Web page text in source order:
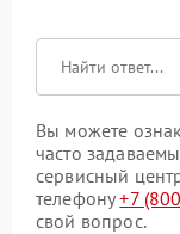
Вы можете
часто
сервисный
телефону+7
свой вопрос.